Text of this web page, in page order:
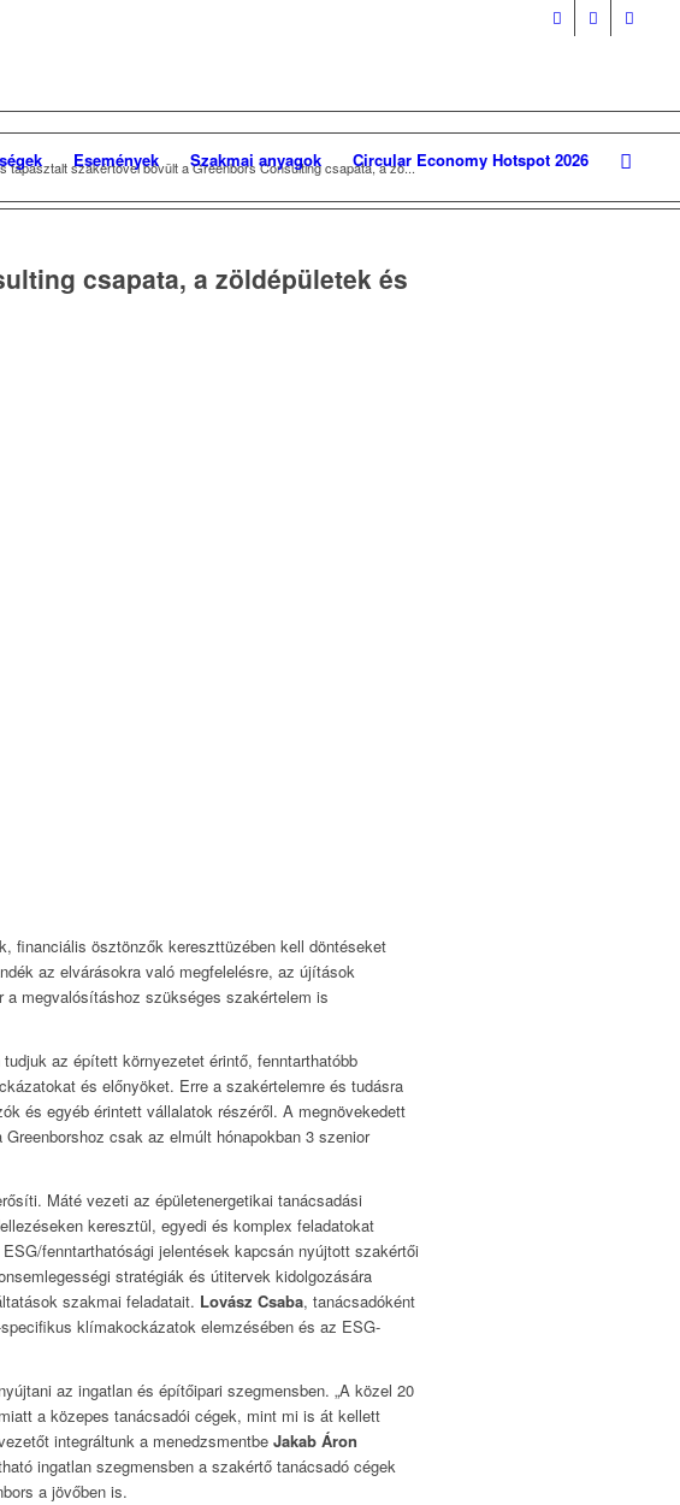
Események Szakmai anyagok Circular Economy Hotspot 2026
tapasztalt szakértővel bővült a Greenbors Consulting csapata, a zö...
csapata, a zöldépületek és
financiális ösztönzők kereszttüzében kell döntéseket
az elvárásokra való megfelelésre, az újítások
megvalósításhoz szükséges szakértelem is
az épített környezetet érintő, fenntarthatóbb
és előnyöket. Erre a szakértelemre és tudásra
és egyéb érintett vállalatok részéről. A megnövekedett
csak az elmúlt hónapokban 3 szenior
Máté vezeti az épületenergetikai tanácsadási
keresztül, egyedi és komplex feladatokat
fenntarthatósági jelentések kapcsán nyújtott szakértői
stratégiák és útitervek kidolgozására
szakmai feladatait. Lovász Csaba, tanácsadóként
klímakockázatok elemzésében és az ESG-
az ingatlan és építőipari szegmensben. „A közel 20
a közepes tanácsadói cégek, mint mi is át kellett
integráltunk a menedzsmentbe Jakab Áron
ingatlan szegmensben a szakértő tanácsadó cégek
a jövőben is.